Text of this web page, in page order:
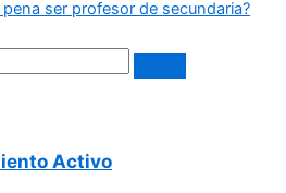
ser profesor de secundaria?
Activo